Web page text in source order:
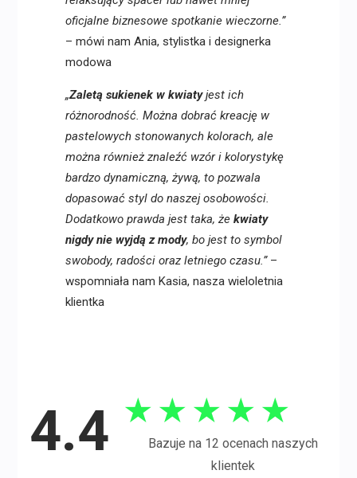
oficjalne biznesowe spotkanie wieczorne.”
– mówi nam Ania, stylistka i designerka
modowa
„Zaletą sukienek w kwiatyjest ich
różnorodność. Można dobrać kreację w
pastelowych stonowanych kolorach, ale
można również znaleźć wzór i kolorystykę
bardzo dynamiczną, żywą, to pozwala
dopasować styl do naszej osobowości.
Dodatkowo prawda jest taka, że kwiaty
nigdy nie wyjdą z mody, bo jest to symbol
swobody, radości oraz letniego czasu.”–
wspomniała nam Kasia, nasza wieloletnia
klientka
4.4 ★ ★ ★ ★ ★
Bazuje na 12 ocenach naszych
klientek